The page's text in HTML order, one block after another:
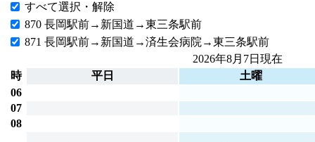
すべて選択・解除
870 長岡駅前→新国道→東三条駅前
871 長岡駅前→新国道→済生会病院→東三条駅前
2026年8月7日 現在
時
平日 土曜
06
07
08